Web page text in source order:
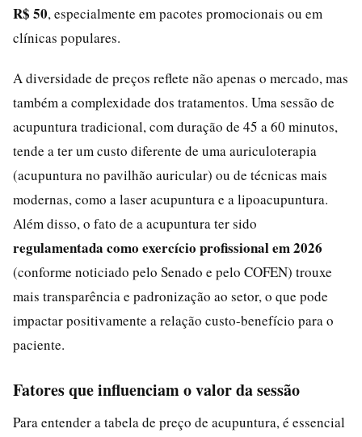
R$ 50, especialmente em pacotes promocionais ou em
clínicas populares.
A diversidade de preços reflete não apenas o mercado, mas
também a complexidade dos tratamentos. Uma sessão de
acupuntura tradicional, com duração de 45 a 60 minutos,
tende a ter um custo diferente de uma auriculoterapia
(acupuntura no pavilhão auricular) ou de técnicas mais
modernas, como a laser acupuntura e a lipoacupuntura.
Além disso, o fato de a acupuntura ter sido
regulamentada como exercício profissional em 2026
(conforme noticiado pelo Senado e pelo COFEN) trouxe
mais transparência e padronização ao setor, o que pode
impactar positivamente a relação custo-benefício para o
paciente.
Fatores que influenciam o valor da sessão
Para entender a tabela de preço de acupuntura, é essencial